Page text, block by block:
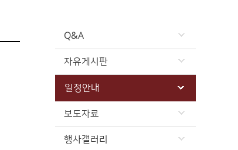
Q&A
자유게시판
일정안내
보도자료
행사갤러리